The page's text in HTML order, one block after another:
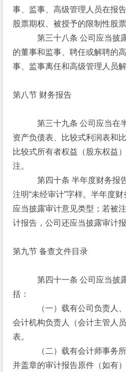
事、监事、高级管理人员在报
股票期权、被授予的限制性股
第三十八条 公司应当披露
的董事和监事、聘任或解聘的
事、监事离任和高级管理人员解
第八节 财务报告
第三十九条 公司应当在半
资产负债表、比较式利润表和
比较式所有者权益（股东权益
注。
第四十条 半年度财务报告
注明“未经审计”字样。半年度
应当披露审计意见类型；若被
计报告，公司还应当披露审计报
第九节 备查文件目录
第四十一条 公司应当披露
括：
（一）载有公司负责人、
会计机构负责人（会计主管人
表。
（二）载有会计师事务所
并盖章的审计报告原件（如有）